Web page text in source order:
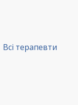
Всі терапевти